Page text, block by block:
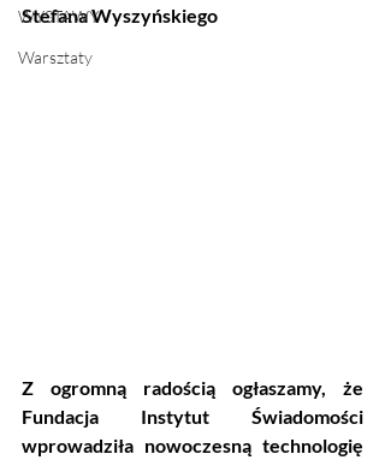
WYSTAWY
Warsztaty
Stefana Wyszyńskiego
Z ogromną radością ogłaszamy, że
Fundacja Instytut Świadomości
wprowadziła nowoczesną technologię